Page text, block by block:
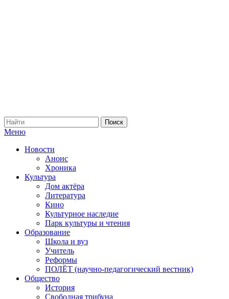
Меню
Новости
Анонс
Хроника
Культура
Дом актёра
Литература
Кино
Культурное наследие
Парк культуры и чтения
Образование
Школа и вуз
Учитель
Реформы
ПОЛЁТ (научно-педагогический вестник)
Общество
История
Свободная трибуна